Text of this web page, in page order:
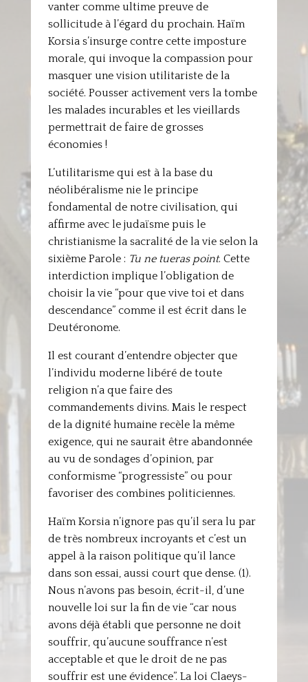
vanter comme ultime preuve de
sollicitude à l’égard du prochain. Haïm
Korsia s’insurge contre cette imposture
morale, qui invoque la compassion pour
masquer une vision utilitariste de la
société. Pousser activement vers la tombe
les malades incurables et les vieillards
permettrait de faire de grosses
économies !
L’utilitarisme qui est à la base du
néolibéralisme nie le principe
fondamental de notre civilisation, qui
affirme avec le judaïsme puis le
christianisme la sacralité de la vie selon la
sixième Parole : Tu ne tueras point. Cette
interdiction implique l’obligation de
choisir la vie “pour que vive toi et dans
descendance” comme il est écrit dans le
Deutéronome.
Il est courant d’entendre objecter que
l’individu moderne libéré de toute
religion n’a que faire des
commandements divins. Mais le respect
de la dignité humaine recèle la même
exigence, qui ne saurait être abandonnée
au vu de sondages d’opinion, par
conformisme “progressiste” ou pour
favoriser des combines politiciennes.
Haïm Korsia n’ignore pas qu’il sera lu par
de très nombreux incroyants et c’est un
appel à la raison politique qu’il lance
dans son essai, aussi court que dense. (1).
Nous n’avons pas besoin, écrit-il, d’une
nouvelle loi sur la fin de vie “car nous
avons déjà établi que personne ne doit
souffrir, qu’aucune souffrance n’est
acceptable et que le droit de ne pas
souffrir est une évidence”. La loi Claeys-